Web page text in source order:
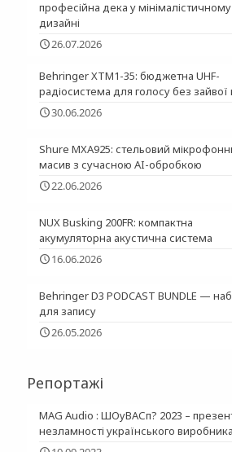
професійна дека у мінімалістичному
дизайні
26.07.2026
Behringer XTM1-35: бюджетна UHF-
радіосистема для голосу без зайвої
30.06.2026
Shure MXA925: стельовий
масив з сучасною AI-обробкою
22.06.2026
NUX Busking 200FR: компактна
акумуляторна акустична система
16.06.2026
Behringer D3 PODCAST BUNDLE —
для запису
26.05.2026
Репортажі
MAG Audio : ШОуВАСп? 2023 –
незламності українського виробника